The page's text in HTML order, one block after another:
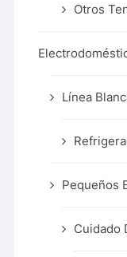
Otros
Línea
Pequeños
Cuidado